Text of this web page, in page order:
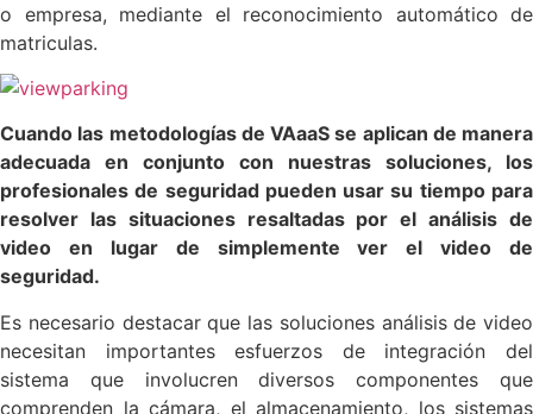
o empresa, mediante el reconocimiento automático de
matriculas.
Cuando las metodologías de VAaaS se aplican de manera
adecuada en conjunto con nuestras soluciones, los
profesionales de seguridad pueden usar su tiempo para
resolver las situaciones resaltadas por el análisis de
video en lugar de simplemente ver el video de
seguridad.
Es necesario destacar que las soluciones análisis de video
necesitan importantes esfuerzos de integración del
sistema que involucren diversos componentes que
comprenden la cámara, el almacenamiento, los sistemas